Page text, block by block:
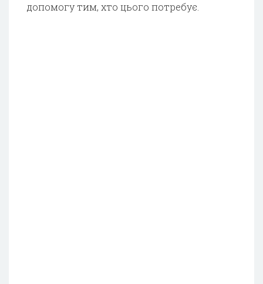
допомогу тим, хто цього потребує.